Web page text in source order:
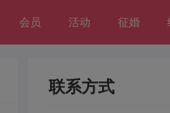
会员 活动 征婚
联系方式